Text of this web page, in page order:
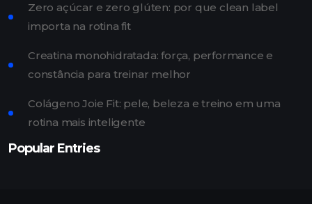
Zero açúcar e zero glúten: por que clean label
importa na rotina fit
Creatina monohidratada: força, performance e
constância para treinar melhor
Colágeno Joie Fit: pele, beleza e treino em uma
rotina mais inteligente
Popular Entries